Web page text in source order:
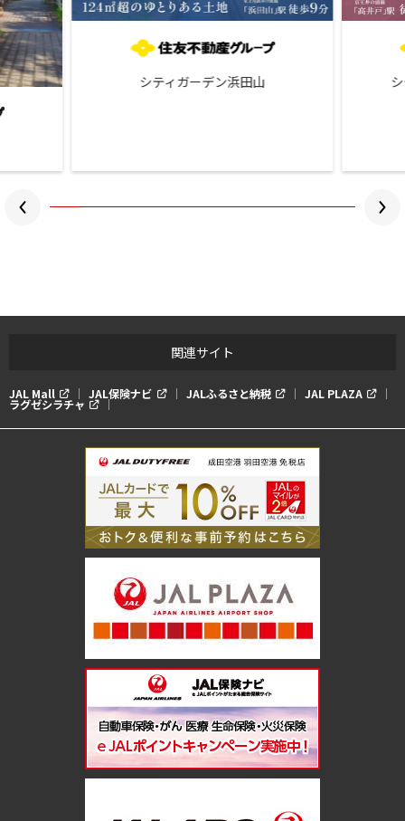
シティガーデン浜田山
関連サイト
JAL Mall JAL保険ナビ JALふるさと納税 JAL PLAZA
ラグゼシラチャ